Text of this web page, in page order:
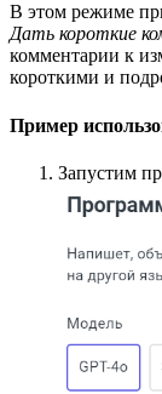
В этом режиме
Дать короткие
комментарии к
короткими и
Пример
Запустим